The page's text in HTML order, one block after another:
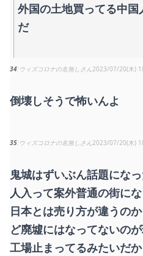
外国の土地買ってる中
だ
34 ウィズコロナの名無しさん2023/07/20(木)
倒壊しそうで怖いんよ
35 ウィズコロナの名無しさん2023/07/20(木)
鬼城はずいぶん話題にな
人入って案外普通の街に
日本とは売り方が違うの
ど廃墟にはなってないの
工場止まってるみたいだ